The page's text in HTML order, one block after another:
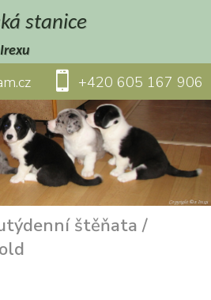
stanice
+420 605 167 906
štěňata /